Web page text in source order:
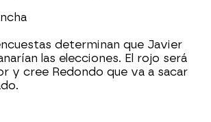
determinan que Javier
las elecciones. El rojo será
y cree Redondo que va a sacar